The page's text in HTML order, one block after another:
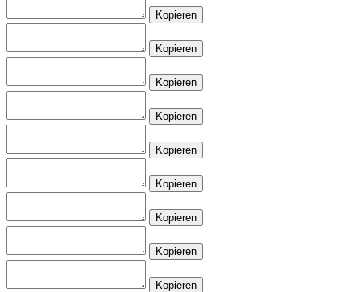
Kopieren
Kopieren
Kopieren
Kopieren
Kopieren
Kopieren
Kopieren
Kopieren
Kopieren